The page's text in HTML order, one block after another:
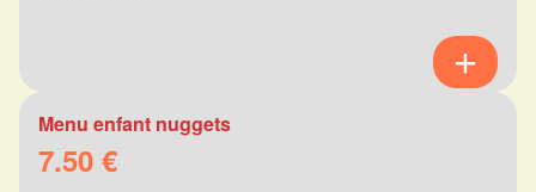
Menu enfant nuggets
7.50 €